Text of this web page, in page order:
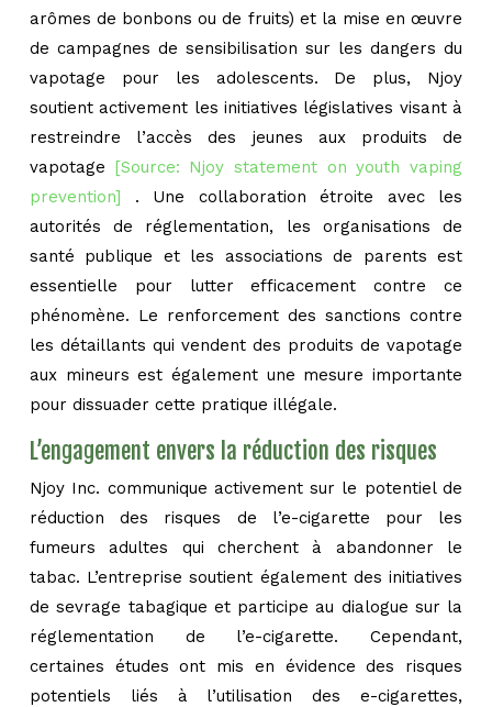
arômes de bonbons ou de fruits) et la mise en œuvre
de campagnes de sensibilisation sur les dangers du
vapotage pour les adolescents. De plus, Njoy
soutient activement les initiatives législatives visant à
restreindre l’accès des jeunes aux produits de
vapotage [Source: Njoy statement on youth vaping
prevention] . Une collaboration étroite avec les
autorités de réglementation, les organisations de
santé publique et les associations de parents est
essentielle pour lutter efficacement contre ce
phénomène. Le renforcement des sanctions contre
les détaillants qui vendent des produits de vapotage
aux mineurs est également une mesure importante
pour dissuader cette pratique illégale.
L’engagement envers la réduction des risques
Njoy Inc. communique activement sur le potentiel de
réduction des risques de l’e-cigarette pour les
fumeurs adultes qui cherchent à abandonner le
tabac. L’entreprise soutient également des initiatives
de sevrage tabagique et participe au dialogue sur la
réglementation de l’e-cigarette. Cependant,
certaines études ont mis en évidence des risques
potentiels liés à l’utilisation des e-cigarettes,